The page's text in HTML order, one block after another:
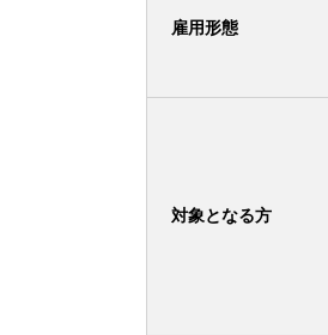
雇用形態
対象となる方